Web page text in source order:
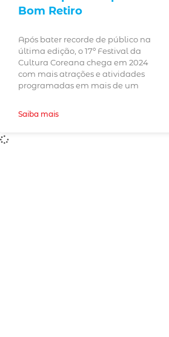
Bom Retiro
Após bater recorde de público na
última edição, o 17º Festival da
Cultura Coreana chega em 2024
com mais atrações e atividades
programadas em mais de um
Saiba mais